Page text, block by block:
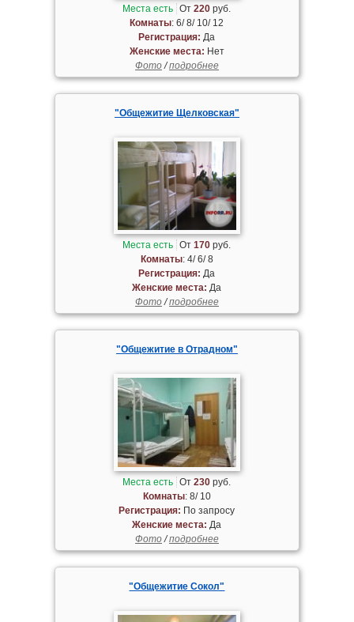
Места есть От220 руб.
Комнаты: 6/ 8/ 10/ 12
Регистрация: Да
Женские места: Нет
Фото/подробнее
"Общежитие Щелковская"
Места есть От170 руб.
Комнаты: 4/ 6/ 8
Регистрация: Да
Женские места: Да
Фото/подробнее
"Общежитие в Отрадном"
Места есть От230 руб.
Комнаты: 8/ 10
Регистрация: По запросу
Женские места: Да
Фото/подробнее
"Общежитие Сокол"